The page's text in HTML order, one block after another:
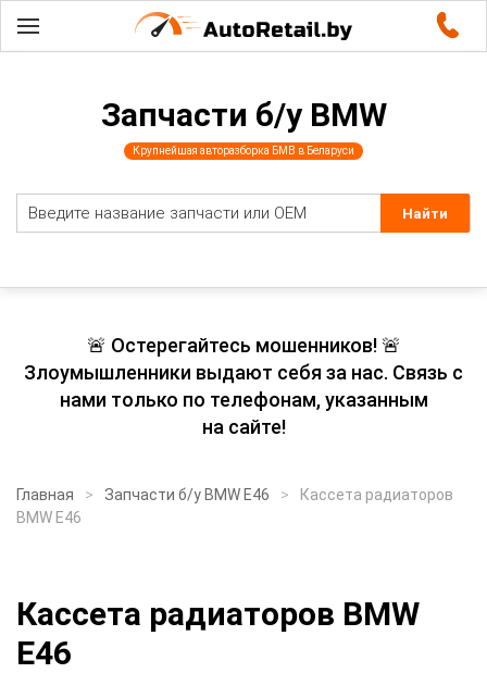
Запчасти б/у BMW
Крупнейшая авторазборка БМВ в Беларуси
🚨 Остерегайтесь мошенников! 🚨
Злоумышленники выдают себя за нас. Связь с
нами только по телефонам, указанным
на сайте!
Главная Запчасти б/у BMW E46
Кассета радиаторов
BMW E46
Кассета радиаторов BMW
E46